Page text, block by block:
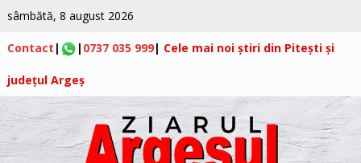
sâmbătă, 8 august 2026
Contact | | 0737 035 999| Cele mai noi știri din Pitești și
județul Argeș